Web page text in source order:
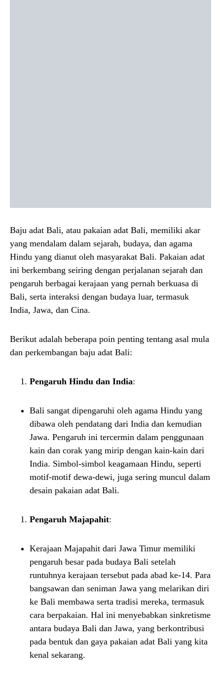
Baju adat Bali, atau pakaian adat Bali, memiliki akar
yang mendalam dalam sejarah, budaya, dan agama
Hindu yang dianut oleh masyarakat Bali. Pakaian adat
ini berkembang seiring dengan perjalanan sejarah dan
pengaruh berbagai kerajaan yang pernah berkuasa di
Bali, serta interaksi dengan budaya luar, termasuk
India, Jawa, dan Cina.
Berikut adalah beberapa poin penting tentang asal mula
dan perkembangan baju adat Bali:
Pengaruh Hindu dan India:
Bali sangat dipengaruhi oleh agama Hindu yang
dibawa oleh pendatang dari India dan kemudian
Jawa. Pengaruh ini tercermin dalam penggunaan
kain dan corak yang mirip dengan kain-kain dari
India. Simbol-simbol keagamaan Hindu, seperti
motif-motif dewa-dewi, juga sering muncul dalam
desain pakaian adat Bali.
Pengaruh Majapahit:
Kerajaan Majapahit dari Jawa Timur memiliki
pengaruh besar pada budaya Bali setelah
runtuhnya kerajaan tersebut pada abad ke-14. Para
bangsawan dan seniman Jawa yang melarikan diri
ke Bali membawa serta tradisi mereka, termasuk
cara berpakaian. Hal ini menyebabkan sinkretisme
antara budaya Bali dan Jawa, yang berkontribusi
pada bentuk dan gaya pakaian adat Bali yang kita
kenal sekarang.